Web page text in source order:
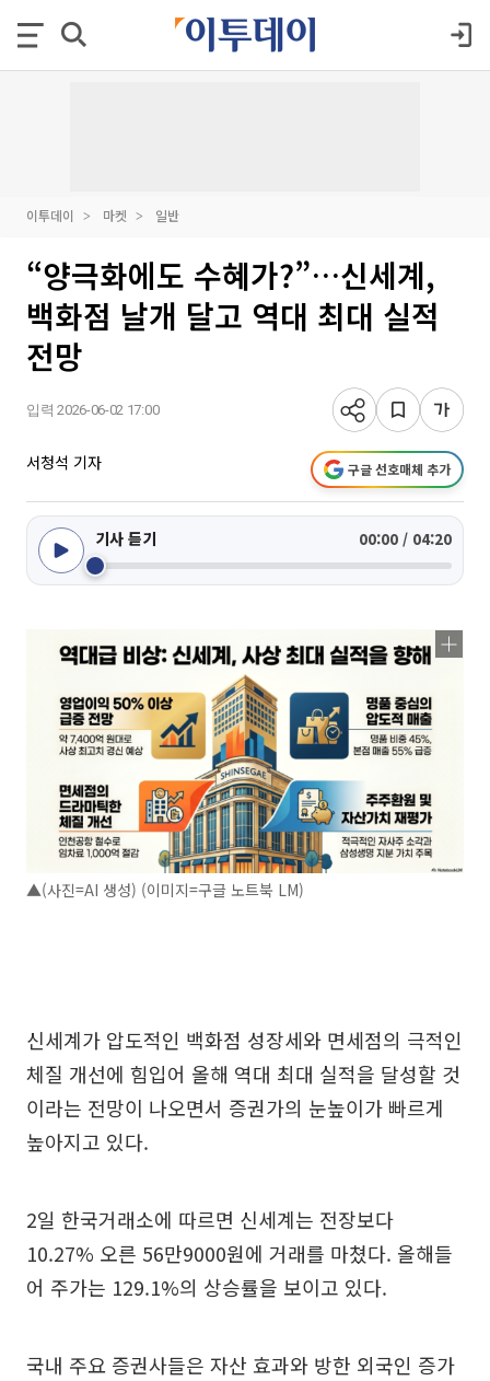
이투데이 마켓 일반
“양극화에도 수혜가?”…신세계,
백화점 날개 달고 역대 최대 실적
전망
입력 2026-06-02 17:00
서청석 기자 구글 선호매체 추가
기사 듣기 00:00 / 04:20
▲(사진=AI 생성) (이미지=구글 노트북 LM)
신세계가 압도적인 백화점 성장세와 면세점의 극적인
체질 개선에 힘입어 올해 역대 최대 실적을 달성할 것
이라는 전망이 나오면서 증권가의 눈높이가 빠르게
높아지고 있다.
2일 한국거래소에 따르면 신세계는 전장보다
10.27% 오른 56만9000원에 거래를 마쳤다. 올해들
어 주가는 129.1%의 상승률을 보이고 있다.
국내 주요 증권사들은 자산 효과와 방한 외국인 증가